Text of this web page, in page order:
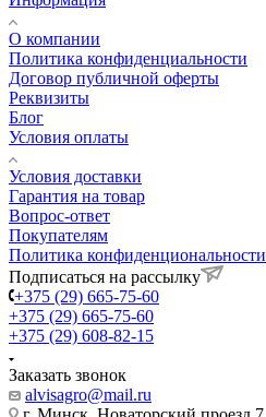
О компании
Политика конфиденциальности
Договор публичной оферты
Реквизиты
Блог
Условия оплаты
Условия доставки
Гарантия на товар
Вопрос-ответ
Покупателям
Политика конфиденциональности
Подписаться на рассылку
+375 (29) 665-75-60
+375 (29) 665-75-60
+375 (29) 608-82-15
Заказать звонок
alvisagro@mail.ru